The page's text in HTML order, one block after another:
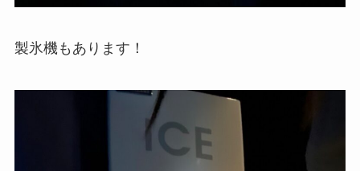
製氷機もあります！